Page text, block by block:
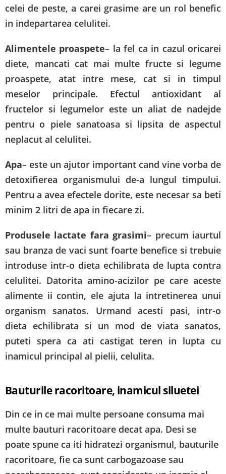
celei de peste, a carei grasime are un rol benefic
in indepartarea celulitei.
Alimentele proaspete– la fel ca in cazul oricarei
diete, mancati cat mai multe fructe si legume
proaspete, atat intre mese, cat si in timpul
meselor principale. Efectul antioxidant al
fructelor si legumelor este un aliat de nadejde
pentru o piele sanatoasa si lipsita de aspectul
neplacut al celulitei.
Apa– este un ajutor important cand vine vorba de
detoxifierea organismului de-a lungul timpului.
Pentru a avea efectele dorite, este necesar sa beti
minim 2 litri de apa in fiecare zi.
Produsele lactate fara grasimi– precum iaurtul
sau branza de vaci sunt foarte benefice si trebuie
introduse intr-o dieta echilibrata de lupta contra
celulitei. Datorita amino-acizilor pe care aceste
alimente ii contin, ele ajuta la intretinerea unui
organism sanatos. Urmand acesti pasi, intr-o
dieta echilibrata si un mod de viata sanatos,
puteti spera ca ati castigat teren in lupta cu
inamicul principal al pielii, celulita.
Bauturile racoritoare, inamicul siluetei
Din ce in ce mai multe persoane consuma mai
multe bauturi racoritoare decat apa. Desi se
poate spune ca iti hidratezi organismul, bauturile
racoritoare, fie ca sunt carbogazoase sau